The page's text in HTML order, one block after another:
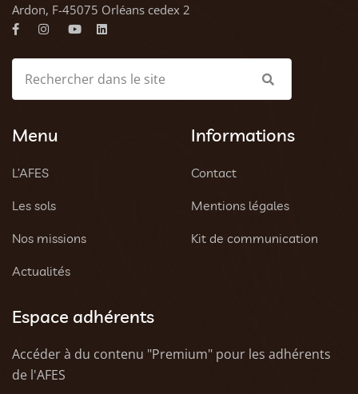
Ardon, F-45075 Orléans cedex 2
Menu
L’AFES
Les sols
Nos missions
Actualités
Informations
Contact
Mentions légales
Kit de communication
Espace adhérents
Accéder à du contenu "Premium" pour les adhérents
de l'AFES